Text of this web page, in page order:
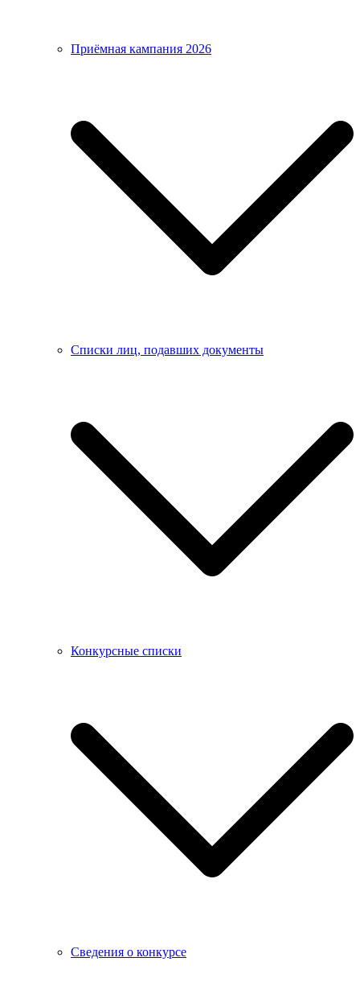
Приёмная кампания 2026
Списки лиц, подавших документы
Конкурсные списки
Сведения о конкурсе